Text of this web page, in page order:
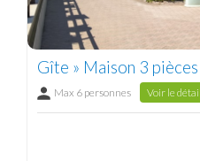
Gîte » Maison 3
Max 6 personnes Voir le détail